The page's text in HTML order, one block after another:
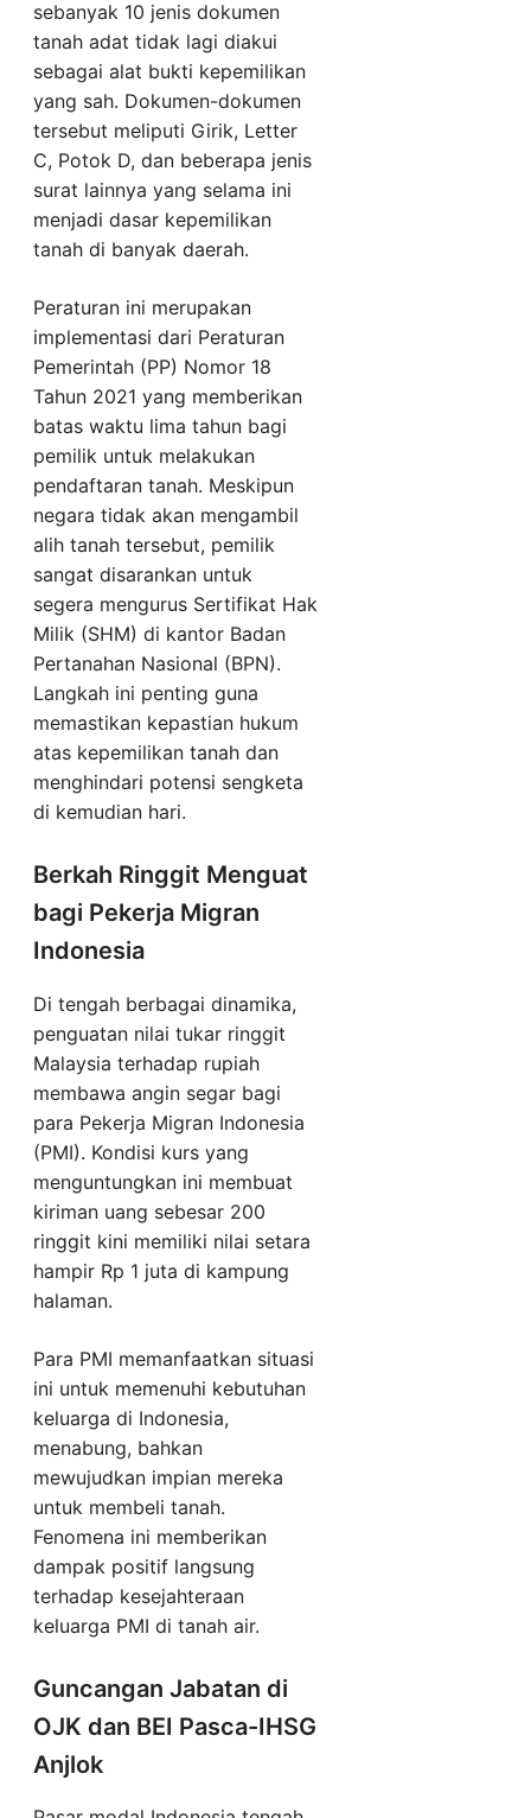
sebanyak 10 jenis dokumen
tanah adat tidak lagi diakui
sebagai alat bukti kepemilikan
yang sah. Dokumen-dokumen
tersebut meliputi Girik, Letter
C, Potok D, dan beberapa jenis
surat lainnya yang selama ini
menjadi dasar kepemilikan
tanah di banyak daerah.
Peraturan ini merupakan
implementasi dari Peraturan
Pemerintah (PP) Nomor 18
Tahun 2021 yang memberikan
batas waktu lima tahun bagi
pemilik untuk melakukan
pendaftaran tanah. Meskipun
negara tidak akan mengambil
alih tanah tersebut, pemilik
sangat disarankan untuk
segera mengurus Sertifikat Hak
Milik (SHM) di kantor Badan
Pertanahan Nasional (BPN).
Langkah ini penting guna
memastikan kepastian hukum
atas kepemilikan tanah dan
menghindari potensi sengketa
di kemudian hari.
Berkah Ringgit Menguat
bagi Pekerja Migran
Indonesia
Di tengah berbagai dinamika,
penguatan nilai tukar ringgit
Malaysia terhadap rupiah
membawa angin segar bagi
para Pekerja Migran Indonesia
(PMI). Kondisi kurs yang
menguntungkan ini membuat
kiriman uang sebesar 200
ringgit kini memiliki nilai setara
hampir Rp 1 juta di kampung
halaman.
Para PMI memanfaatkan situasi
ini untuk memenuhi kebutuhan
keluarga di Indonesia,
menabung, bahkan
mewujudkan impian mereka
untuk membeli tanah.
Fenomena ini memberikan
dampak positif langsung
terhadap kesejahteraan
keluarga PMI di tanah air.
Guncangan Jabatan di
OJK dan BEI Pasca-IHSG
Anjlok